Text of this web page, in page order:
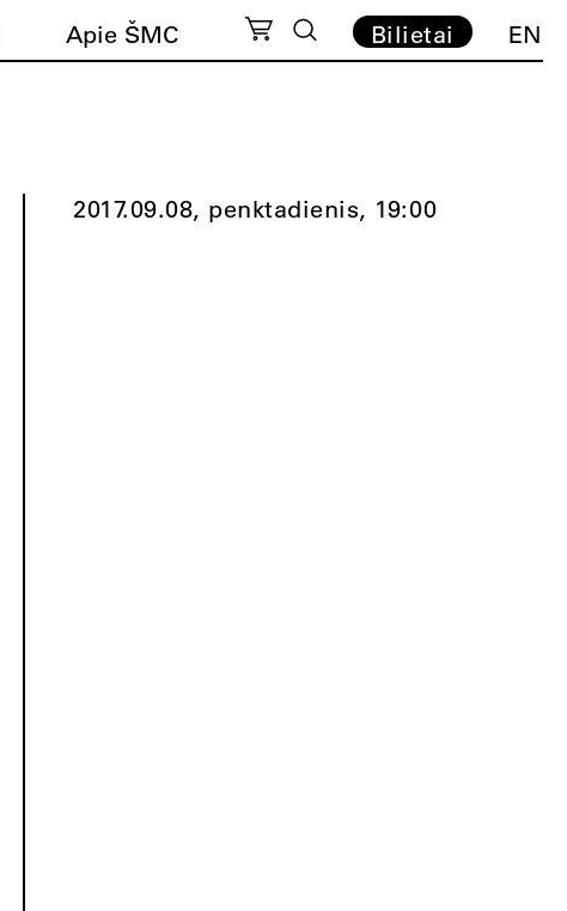
Apie ŠMC Bilietai EN
2017.09.08, penktadienis, 19:00